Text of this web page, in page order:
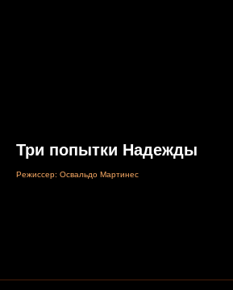
Три попытки Надежды
Режиссер: Освальдо Мартинес